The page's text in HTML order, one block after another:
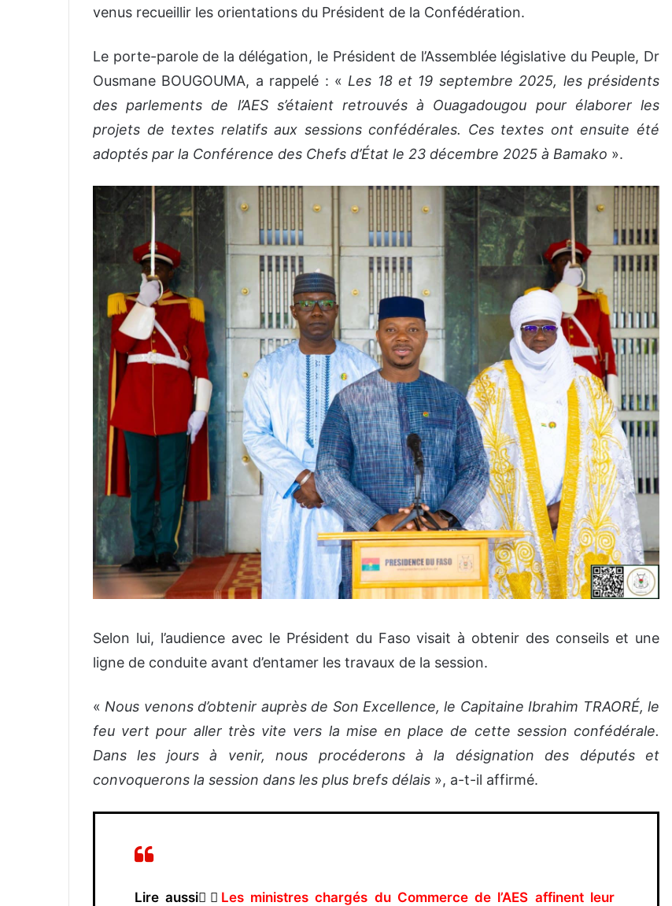
venus recueillir les orientations du Président de la Confédération.
Le porte-parole de la délégation, le Président de l’Assemblée législative du Peuple, Dr
Ousmane BOUGOUMA, a rappelé : « Les 18 et 19 septembre 2025, les présidents
des parlements de l’AES s’étaient retrouvés à Ouagadougou pour élaborer les
projets de textes relatifs aux sessions confédérales. Ces textes ont ensuite été
adoptés par la Conférence des Chefs d’État le 23 décembre 2025 à Bamako ».
Selon lui, l’audience avec le Président du Faso visait à obtenir des conseils et une
ligne de conduite avant d’entamer les travaux de la session.
« Nous venons d’obtenir auprès de Son Excellence, le Capitaine Ibrahim TRAORÉ, le
feu vert pour aller très vite vers la mise en place de cette session confédérale.
Dans les jours à venir, nous procéderons à la désignation des députés et
convoquerons la session dans les plus brefs délais », a-t-il affirmé.
Lire aussi👉🏿 Les ministres chargés du Commerce de l’AES affinent leur